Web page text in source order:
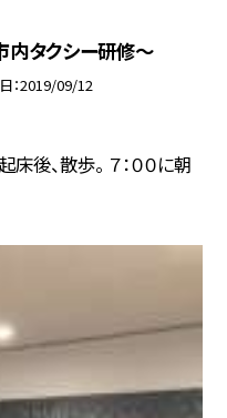
内タクシー研修〜
2019/09/12
床後、散歩。 ７：００に朝